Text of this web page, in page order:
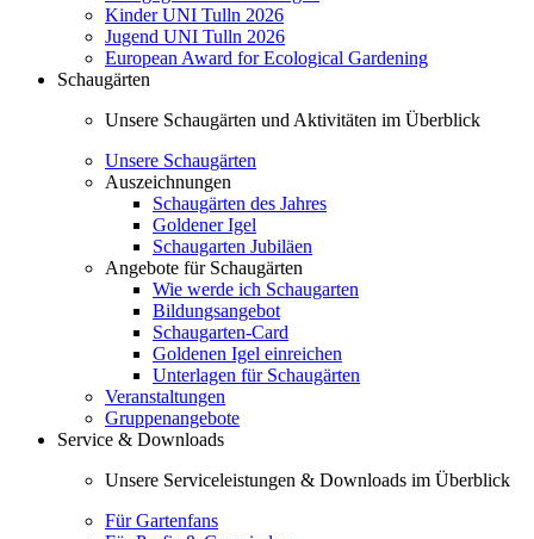
Kinder UNI Tulln 2026
Jugend UNI Tulln 2026
European Award for Ecological Gardening
Schaugärten
Unsere Schaugärten und Aktivitäten im Überblick
Unsere Schaugärten
Auszeichnungen
Schaugärten des Jahres
Goldener Igel
Schaugarten Jubiläen
Angebote für Schaugärten
Wie werde ich Schaugarten
Bildungsangebot
Schaugarten-Card
Goldenen Igel einreichen
Unterlagen für Schaugärten
Veranstaltungen
Gruppenangebote
Service & Downloads
Unsere Serviceleistungen & Downloads im Überblick
Für Gartenfans